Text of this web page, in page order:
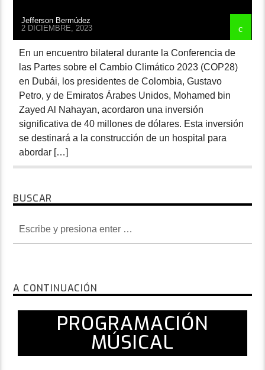
Jefferson Bermúdez
2 DICIEMBRE, 2023
En un encuentro bilateral durante la Conferencia de
las Partes sobre el Cambio Climático 2023 (COP28)
en Dubái, los presidentes de Colombia, Gustavo
Petro, y de Emiratos Árabes Unidos, Mohamed bin
Zayed Al Nahayan, acordaron una inversión
significativa de 40 millones de dólares. Esta inversión
se destinará a la construcción de un hospital para
abordar […]
BUSCAR
A CONTINUACIÓN
PROGRAMACIÓN
MÚSICAL